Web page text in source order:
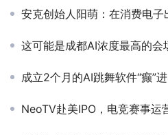
安克创始人阳萌：在消费电子出海领域，如何做到第安克创
这可能是成都AI浓度最高的会场：102家早期科技企业、
成立2个月的AI跳舞软件“癫”进美国
NeoTV赴美IPO，电竞赛事运